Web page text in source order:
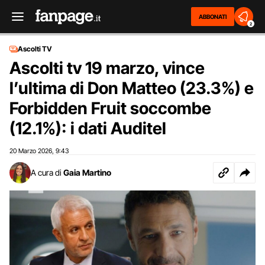
ABBONATI
2
Ascolti TV
Ascolti tv 19 marzo, vince
l’ultima di Don Matteo (23.3%) e
Forbidden Fruit soccombe
(12.1%): i dati Auditel
20 Marzo 2026 9:43
A cura di Gaia Martino